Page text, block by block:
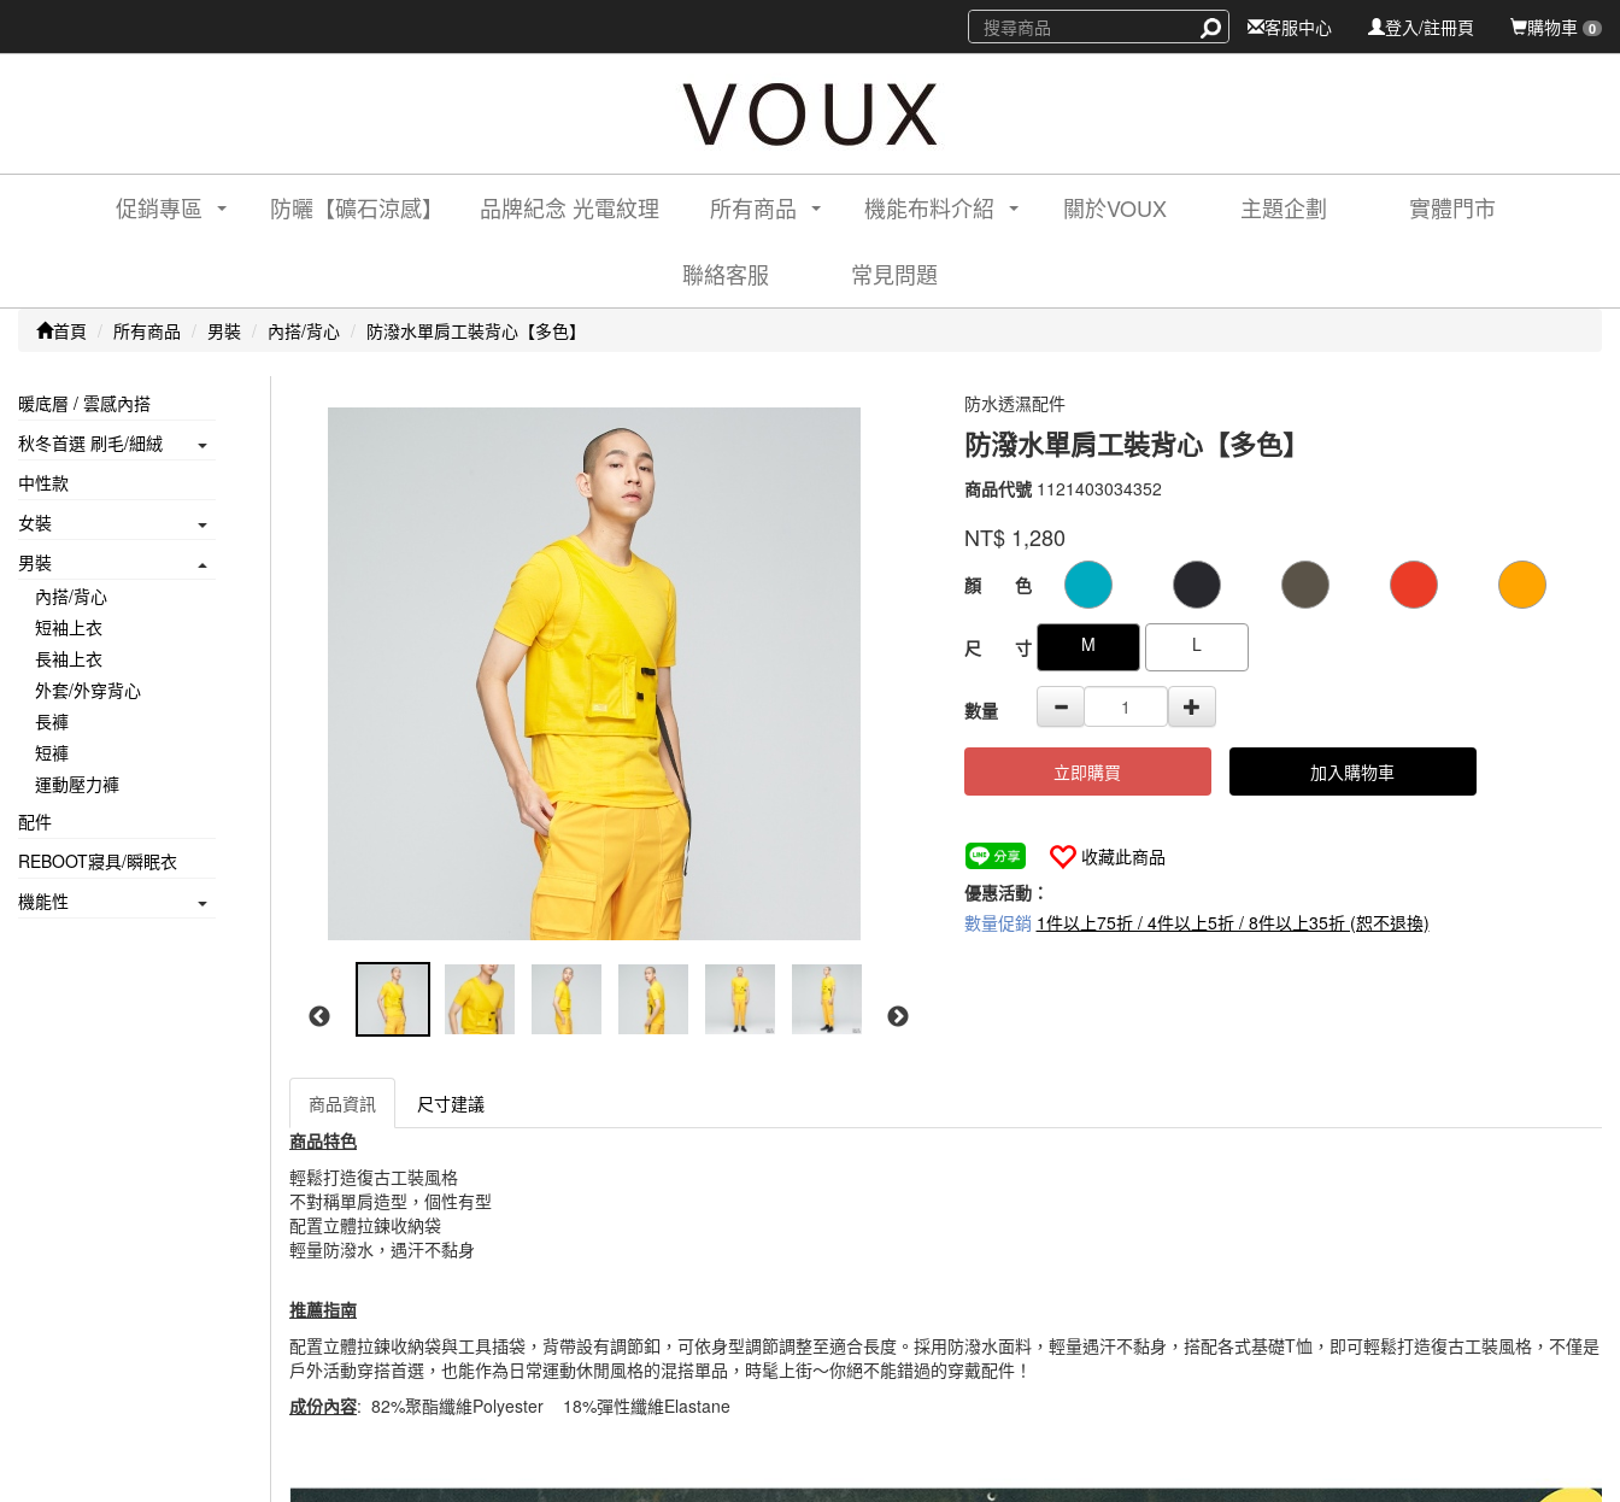
購物車 0
登入/註冊頁
客服中心
促銷專區 防曬【礦石涼感】 品牌紀念 光電紋理 所有商品 機能布料介紹 關於VOUX 主題企劃 實體門市
聯絡客服 常見問題
首頁 所有商品 男裝 內搭/背心 防潑水單肩工裝背心【多色】
暖底層 / 雲感內搭
秋冬首選 刷毛/細絨
中性款
女裝
男裝
內搭/背心
短袖上衣
長袖上衣
外套/外穿背心
長褲
短褲
運動壓力褲
配件
REBOOT寢具/瞬眠衣
機能性
防水透濕配件
防潑水單肩工裝背心【多色】
商品代號 1121403034352
1121403034352
品牌
VOUX
NT$ 1,280
GOODS000000000000000005328 GOODS000000000000000005329
顏 色
尺 寸 M L
數量
立即購買 加入購物車
收藏此商品
優惠活動：
數量促銷 1件以上75折 / 4件以上5折 / 8件以上35折 (恕不退換)
商品資訊
尺寸建議
商品特色
輕鬆打造復古工裝風格
不對稱單肩造型，個性有型
配置立體拉鍊收納袋
輕量防潑水，遇汗不黏身
推薦指南
配置立體拉鍊收納袋與工具插袋，背帶設有調節釦，可依身型調節調整至適合長度。採用防潑水面料，輕量遇汗不黏身，搭配各式基礎T恤，即可輕鬆打造復古工裝風格，不僅是
戶外活動穿搭首選，也能作為日常運動休閒風格的混搭單品，時髦上街～你絕不能錯過的穿戴配件！
成份內容: 82%聚酯纖維Polyester 18%彈性纖維Elastane